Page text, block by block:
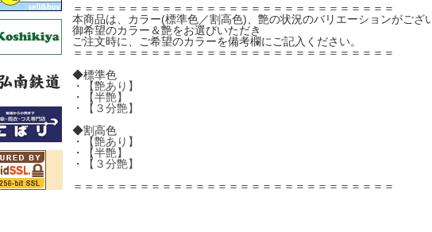
＝＝＝＝＝＝＝＝＝＝＝＝＝＝＝＝＝＝＝＝＝＝＝＝＝＝＝＝＝
本商品は、カラー(標準色／割高色)、艶の状況のバリエーションがござ
御希望のカラー＆艶をお選びいただき
ご注文時に、ご希望のカラーを備考欄にご記入ください。
＝＝＝＝＝＝＝＝＝＝＝＝＝＝＝＝＝＝＝＝＝＝＝＝＝＝＝＝＝
◆標準色
・
【艶あり】
・
【半艶】
・
【３分艶】
◆割高色
・
【艶あり】
・
【半艶】
・
【３分艶】
＝＝＝＝＝＝＝＝＝＝＝＝＝＝＝＝＝＝＝＝＝＝＝＝＝＝＝＝＝